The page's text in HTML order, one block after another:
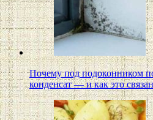
Почему под подоконником
конденсат — и как это